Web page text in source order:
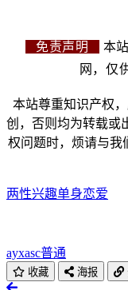
免责声明
本
网，仅
本站尊重知识产权
创，否则均为转载或
权问题时，烦请与我
两性兴趣单身恋爱
ayxasc普通
收藏 海报